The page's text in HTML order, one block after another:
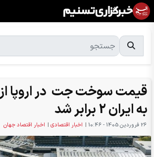
قیمت سوخت جت در اروپا
به ایران 2 برابر شد
26 فروردين 1405 - 10:46 | اخبار اقتصادی | اخبار اقتصاد جهان